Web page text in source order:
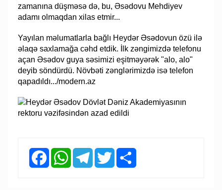
zamanına düşməsə də, bu, Əsədovu Mehdiyev
adamı olmaqdan xilas etmir...
Yayılan məlumatlarla bağlı Heydər Əsədovun özü ilə
əlaqə saxlamağa cəhd etdik. İlk zəngimizdə telefonu
açan Əsədov guya səsimizi eşitməyərək "alo, alo"
deyib söndürdü. Növbəti zənglərimizdə isə telefon
qapadıldı.../modern.az
FacebookWhatsAppTelegramTwitter